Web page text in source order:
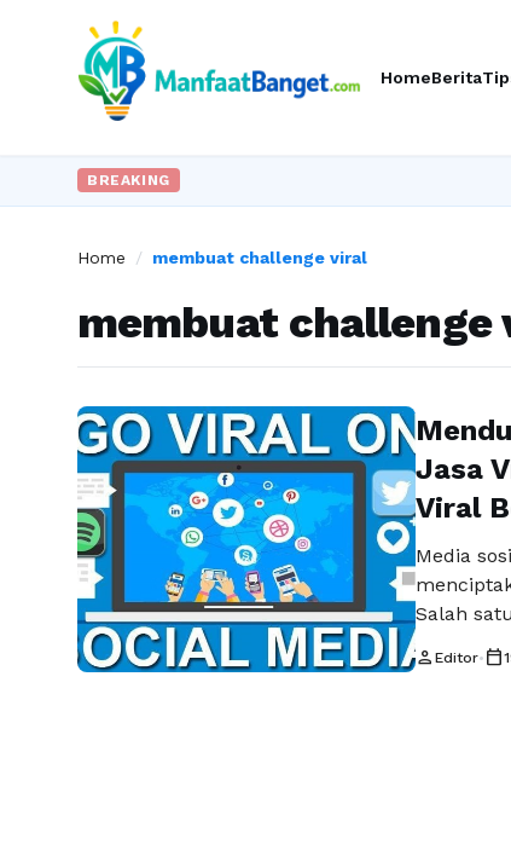
HomeBerita
BREAKING
Home / membuat challenge viral
membuat challenge
Jasa
Viral
Media
Salah
oleh
person Editor• calendar_today